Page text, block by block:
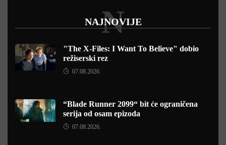
NAJNOVIJE
N
"The X-Files: I Want To Believe" dobio
režiserski rez
07.08.2026.
“Blade Runner 2099“ bit će ograničena
serija od osam epizoda
07.08.2026.